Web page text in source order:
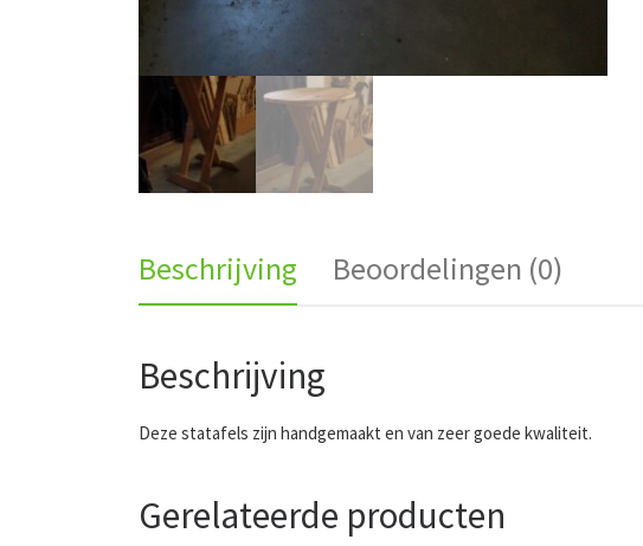
Beschrijving Beoordelingen (0)
Beschrijving
Deze statafels zijn handgemaakt en van zeer goede kwaliteit.
Gerelateerde producten